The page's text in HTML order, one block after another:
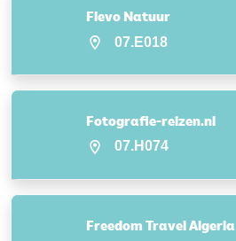
Flevo Natuur
07.E018
Fotografie-reizen.nl
07.H074
Freedom Travel Algeria